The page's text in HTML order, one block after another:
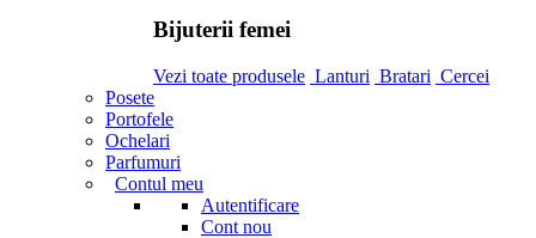
Bijuterii femei
Vezi toate produsele Lanturi Bratari Cercei
Posete
Portofele
Ochelari
Parfumuri
Contul meu
Autentificare
Cont nou